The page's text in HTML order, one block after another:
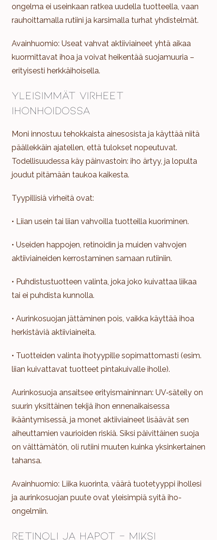
ongelma ei useinkaan ratkea uudella tuotteella, vaan
rauhoittamalla rutiini ja karsimalla turhat yhdistelmät.
Avainhuomio: Useat vahvat aktiiviaineet yhtä aikaa
kuormittavat ihoa ja voivat heikentää suojamuuria –
erityisesti herkkäihoisella.
Yleisimmät virheet
ihonhoidossa
Moni innostuu tehokkaista ainesosista ja käyttää niitä
päällekkäin ajatellen, että tulokset nopeutuvat.
Todellisuudessa käy päinvastoin: iho ärtyy, ja lopulta
joudut pitämään taukoa kaikesta.
Tyypillisiä virheitä ovat:
• Liian usein tai liian vahvoilla tuotteilla kuoriminen.
• Useiden happojen, retinoidin ja muiden vahvojen
aktiiviaineiden kerrostaminen samaan rutiiniin.
• Puhdistustuotteen valinta, joka joko kuivattaa liikaa
tai ei puhdista kunnolla.
• Aurinkosuojan jättäminen pois, vaikka käyttää ihoa
herkistäviä aktiiviaineita.
• Tuotteiden valinta ihotyypille sopimattomasti (esim.
liian kuivattavat tuotteet pintakuivalle iholle).
Aurinkosuoja ansaitsee erityismaininnan: UV‑säteily on
suurin yksittäinen tekijä ihon ennenaikaisessa
ikääntymisessä, ja monet aktiiviaineet lisäävät sen
aiheuttamien vaurioiden riskiä. Siksi päivittäinen suoja
on välttämätön, oli rutiini muuten kuinka yksinkertainen
tahansa.
Avainhuomio: Liika kuorinta, väärä tuotetyyppi ihollesi
ja aurinkosuojan puute ovat yleisimpiä syitä iho-
ongelmiin.
Retinoli ja hapot – miksi